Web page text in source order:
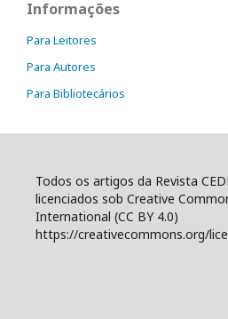
Informações
Para Leitores
Para Autores
Para Bibliotecários
Todos os artigos da Revista
licenciados sob Creative
International (CC BY 4.0)
https://creativecommons.org/